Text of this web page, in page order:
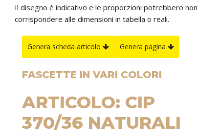
Il disegno è indicativo e le proporzioni potrebbero non
corrispondere alle dimensioni in tabella o reali.
Genera scheda articolo Genera pagina
FASCETTE IN VARI COLORI
ARTICOLO: CIP
370/36 NATURALI